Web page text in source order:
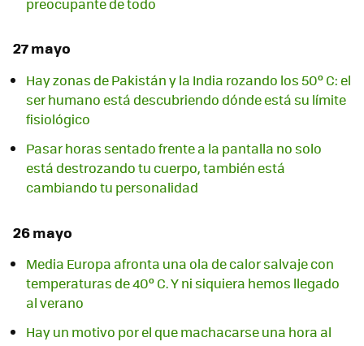
27 mayo
Hay zonas de Pakistán y la India rozando los 50º C: el
ser humano está descubriendo dónde está su límite
fisiológico
Pasar horas sentado frente a la pantalla no solo
está destrozando tu cuerpo, también está
cambiando tu personalidad
26 mayo
Media Europa afronta una ola de calor salvaje con
temperaturas de 40º C. Y ni siquiera hemos llegado
al verano
Hay un motivo por el que machacarse una hora al